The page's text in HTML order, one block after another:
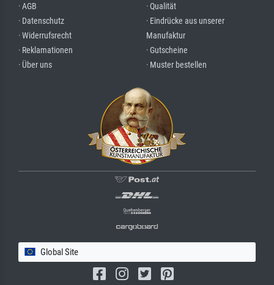
· AGB
· Datenschutz
· Widerrufsrecht
· Reklamationen
· Über uns
· Qualität
· Eindrücke aus unserer
Manufaktur
· Gutscheine
· Muster bestellen
Global Site